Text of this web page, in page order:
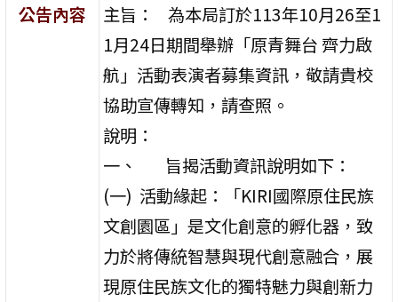
公告內容
主旨： 為本局訂於113年10月26至1
1月24日期間舉辦「原青舞台 齊力啟
航」活動表演者募集資訊，敬請貴校
協助宣傳轉知，請查照。
說明：
一、 旨揭活動資訊說明如下：
(一) 活動緣起：「KIRI國際原住民族
文創園區」是文化創意的孵化器，致
力於將傳統智慧與現代創意融合，展
現原住民族文化的獨特魅力與創新力